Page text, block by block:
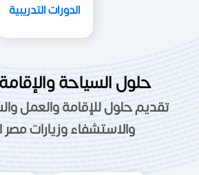
الدورات التدريبية
حلول السياحة
تقديم حلول للإقامة والعمل
والاستشفاء وزيارات مصر